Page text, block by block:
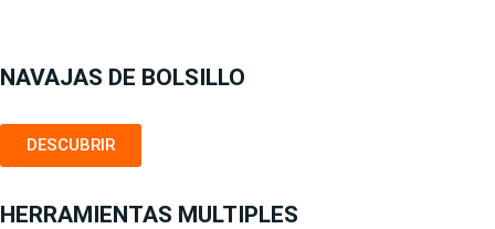
NAVAJAS DE BOLSILLO
DESCUBRIR
HERRAMIENTAS MULTIPLES